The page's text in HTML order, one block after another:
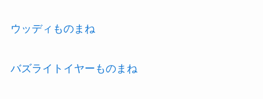
ウッディものまね
バズライトイヤーものまね